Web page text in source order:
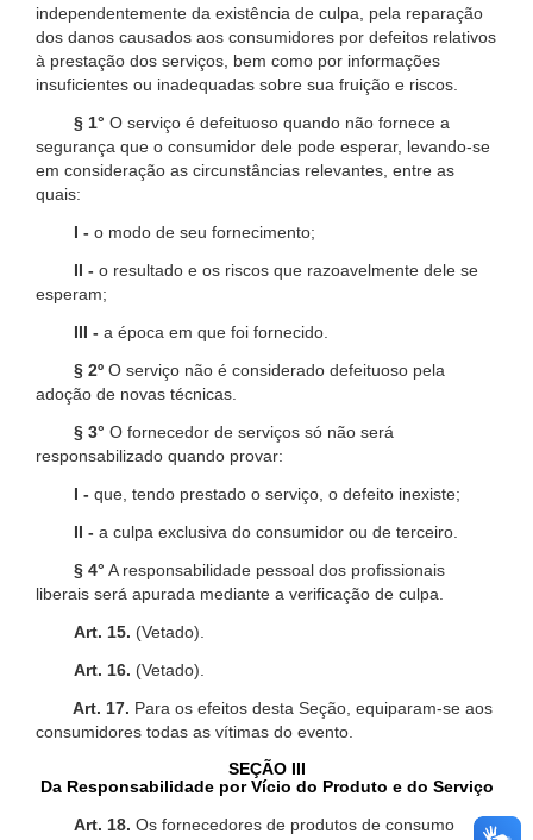
independentemente da existência de culpa, pela reparação
dos danos causados aos consumidores por defeitos relativos
à prestação dos serviços, bem como por informações
insuficientes ou inadequadas sobre sua fruição e riscos.
§ 1° O serviço é defeituoso quando não fornece a
segurança que o consumidor dele pode esperar, levando-se
em consideração as circunstâncias relevantes, entre as
quais:
I - o modo de seu fornecimento;
II - o resultado e os riscos que razoavelmente dele se
esperam;
III - a época em que foi fornecido.
§ 2º O serviço não é considerado defeituoso pela
adoção de novas técnicas.
§ 3° O fornecedor de serviços só não será
responsabilizado quando provar:
I - que, tendo prestado o serviço, o defeito inexiste;
II - a culpa exclusiva do consumidor ou de terceiro.
§ 4° A responsabilidade pessoal dos profissionais
liberais será apurada mediante a verificação de culpa.
Art. 15. (Vetado).
Art. 16. (Vetado).
Art. 17. Para os efeitos desta Seção, equiparam-se aos
consumidores todas as vítimas do evento.
SEÇÃO III
Da Responsabilidade por Vício do Produto e do Serviço
Art. 18. Os fornecedores de produtos de consumo